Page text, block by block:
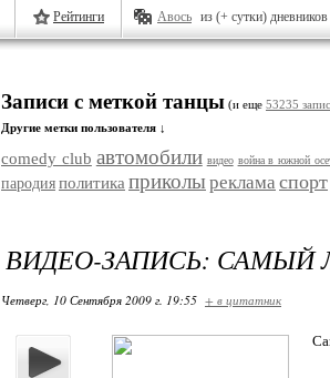
Рейтинги Авось из (+ сутки) дневников
Записи с меткой танцы (и еще 53235
Другие метки пользователя ↓
comedy club автомобили видео война в южной
пародия политика приколы реклама спорт
ВИДЕО-ЗАПИСЬ: САМЫЙ
Четверг, 10 Сентября 2009 г. 19:55 + в цитатник